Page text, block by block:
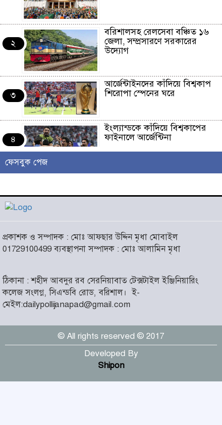
২
বরিশালসহ রেলসেবা বঞ্চিত ১৬
জেলা, সম্প্রসারণে সরকারের
উদ্যোগ
৩
আর্জেন্টাইনদের কাঁদিয়ে বিশ্বকাপ
শিরোপা স্পেনের ঘরে
৪
ইংল্যান্ডকে কাঁদিয়ে বিশ্বকাপের
ফাইনালে আর্জেন্টিনা
৫
চরমোনাই
৬
আসন্ন বাকেরগঞ্জ পৌর নির্বাচনে
নারী কাউন্সিলর পদে দোয়া চাইলেন
বিএমএসএফ নেত্রী সাবরিনা
৭
‘ইসরাইলি সেনাবাহিনী ধ্বংসের
দ্বারপ্রান্তে’ : ইরানের হামলায়
এশিয়ায় ১৩ মার্কিন ঘাঁটি ধ্বংস
দৌলতদিয়ায় বাস ডুবি : ২৪ জনের
মরদেহ উদ্ধার, অনেকেই নিখোঁজ
ফেসবুক পেজ
প্রকাশক ও সম্পাদক : মোঃ আফছার উদ্দিন মৃধা মোবাইল
01729100499 ব্যবস্থাপনা সম্পাদক : মোঃ আলামিন মৃধা
ঠিকানা : শহীদ আবদুর রব সেরনিয়াবাত টেক্সটাইল ইঞ্জিনিয়ারিং
কলেজ সংলগ্ন, সিএন্ডবি রোড, বরিশাল।ই-
মেইল:dailypollijanapad@gmail.com
© All rights reserved © 2017
Developed By
Shipon